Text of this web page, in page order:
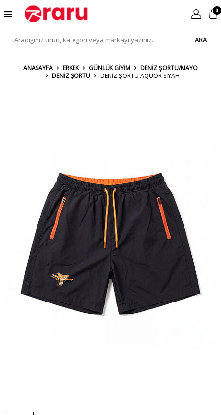
ARA
0
ANASAYFA ERKEK GÜNLÜK GİYİM
DENİZ ŞORTU/MAYO
DENİZ ŞORTU
DENIZ ŞORTU AQUOR SİYAH